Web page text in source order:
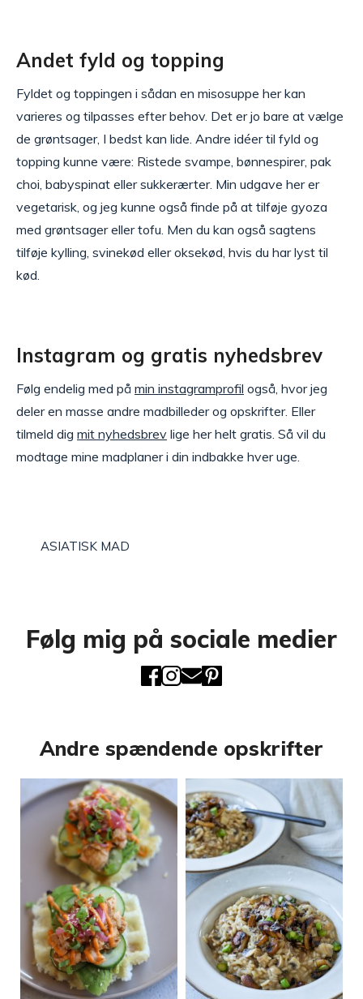
Andet fyld og topping
Fyldet og toppingen i sådan en misosuppe her kan
varieres og tilpasses efter behov. Det er jo bare at vælge
de grøntsager, I bedst kan lide. Andre idéer til fyld og
topping kunne være: Ristede svampe, bønnespirer, pak
choi, babyspinat eller sukkerærter. Min udgave her er
vegetarisk, og jeg kunne også finde på at tilføje gyoza
med grøntsager eller tofu. Men du kan også sagtens
tilføje kylling, svinekød eller oksekød, hvis du har lyst til
kød.
Instagram og gratis nyhedsbrev
Følg endelig med på min instagramprofil også, hvor jeg
deler en masse andre madbilleder og opskrifter. Eller
tilmeld dig mit nyhedsbrev lige her helt gratis. Så vil du
modtage mine madplaner i din indbakke hver uge.
ASIATISK MAD
Følg mig på sociale medier
Andre spændende opskrifter